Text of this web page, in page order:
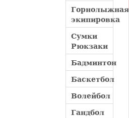
Горнолыжная
экипировка
Сумки
Рюкзаки
Бадминтон
Баскетбол
Волейбол
Гандбол